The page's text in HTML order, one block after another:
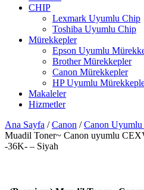
CHIP
Lexmark Uyumlu Chip
Toshiba Uyumlu Chip
Mürekkepler
Epson Uyumlu
Brother Mürekkepler
Canon Mürekkepler
HP Uyumlu
Makaleler
Hizmetler
Ana Sayfa /Canon /Canon
Muadil Toner~ Canon uyumlu
-36K- – Siyah